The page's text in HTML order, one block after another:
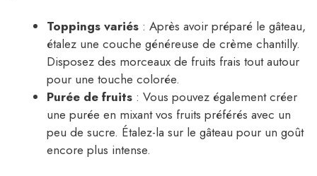
Toppings variés : Après avoir préparé le gâteau,
étalez une couche généreuse de crème chantilly.
Disposez des morceaux de fruits frais tout autour
pour une touche colorée.
Purée de fruits : Vous pouvez également créer
une purée en mixant vos fruits préférés avec un
peu de sucre. Étalez-la sur le gâteau pour un goût
encore plus intense.